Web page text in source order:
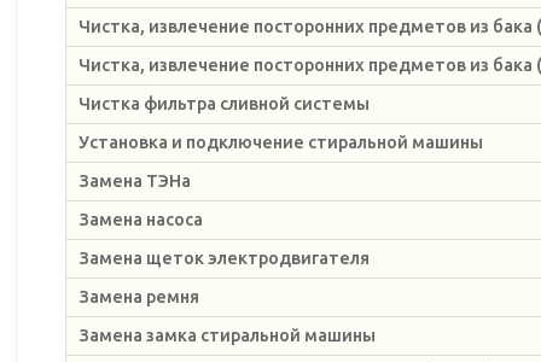
Чистка, извлечение посторонних предметов из бака
Чистка, извлечение посторонних предметов из бака
Чистка фильтра сливной системы
Установка и подключение стиральной машины
Замена ТЭНа
Замена насоса
Замена щеток электродвигателя
Замена ремня
Замена замка стиральной машины